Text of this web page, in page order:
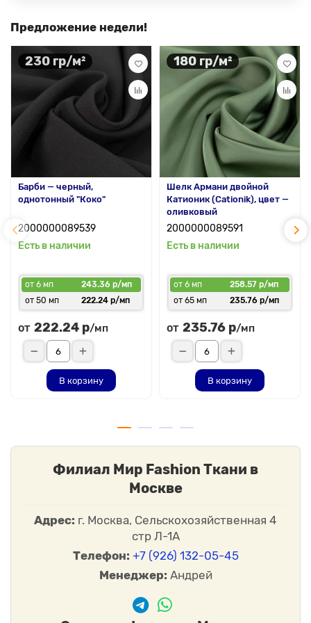
Предложение недели!
230 гр/м²
Барби — черный,
однотонный "Коко"
2000000089539
Есть в наличии
от 6 мп
243.36 р/мп
от 50 мп
222.24 р/мп
от 222.24 р/мп
В корзину
180 гр/м²
Шелк Армани двойной
Катионик (Cationik), цвет —
оливковый
2000000089591
Есть в наличии
от 6 мп
258.57 р/мп
от 65 мп
235.76 р/мп
от 235.76 р/мп
В корзину
Филиал Мир Fashion Ткани в
Москве
Адрес: г. Москва, Сельскохозяйственная 4
стр Л-1А
Телефон: +7 (926) 132-05-45
Менеджер: Андрей